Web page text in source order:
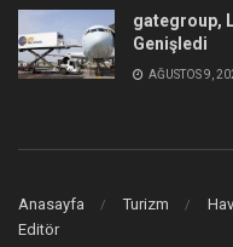
gategroup,
Genişledi
AĞUSTOS 9,
Anasayfa Turizm
Editör